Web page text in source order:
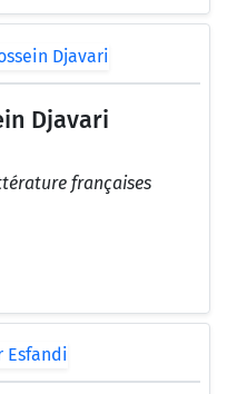
Djavari
françaises